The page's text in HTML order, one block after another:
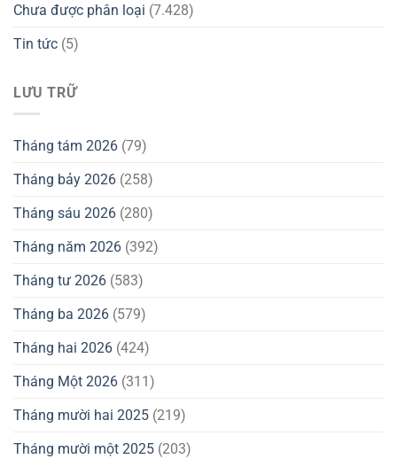
Chưa được phân loại (7.428)
Tin tức (5)
LƯU TRỮ
Tháng tám 2026 (79)
Tháng bảy 2026 (258)
Tháng sáu 2026 (280)
Tháng năm 2026 (392)
Tháng tư 2026 (583)
Tháng ba 2026 (579)
Tháng hai 2026 (424)
Tháng Một 2026 (311)
Tháng mười hai 2025 (219)
Tháng mười một 2025 (203)